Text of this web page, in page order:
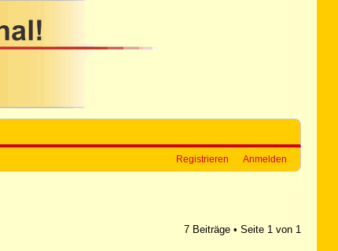
Registrieren Anmelden
7 Beiträge • Seite 1von 1